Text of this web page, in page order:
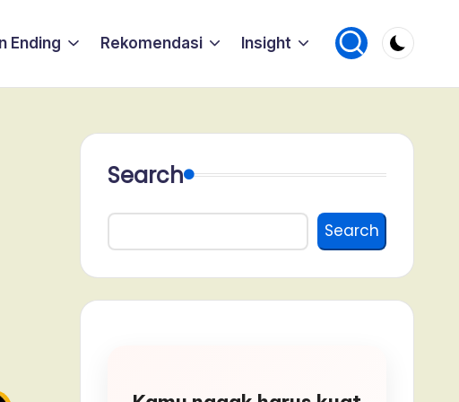
Ending Rekomendasi Insight
Search
Search